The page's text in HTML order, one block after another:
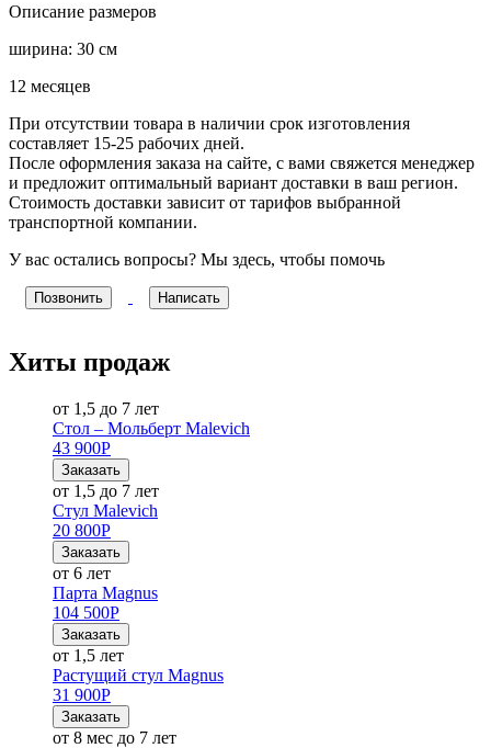
Описание размеров
ширина: 30 см
12 месяцев
При отсутствии товара в наличии срок изготовления
составляет 15-25 рабочих дней.
После оформления заказа на сайте, с вами свяжется менеджер
и предложит оптимальный вариант доставки в ваш регион.
Стоимость доставки зависит от тарифов выбранной
транспортной компании.
У вас остались вопросы? Мы здесь, чтобы помочь
Позвонить Написать
Хиты продаж
от 1,5 до 7 лет
Стол – Мольберт Malevich
43 900Р
Заказать
от 1,5 до 7 лет
Стул Malevich
20 800Р
Заказать
от 6 лет
Парта Magnus
104 500Р
Заказать
от 1,5 лет
Растущий стул Magnus
31 900Р
Заказать
от 8 мес до 7 лет